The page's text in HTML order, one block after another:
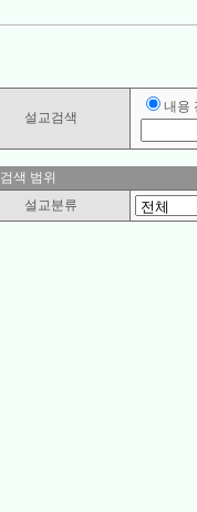
설교검색
내용
검색 범위
설교분류